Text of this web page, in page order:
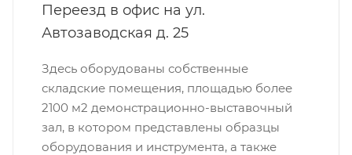
Переезд в офис на ул.
Автозаводская д. 25
Здесь оборудованы собственные
складские помещения, площадью более
2100 м2 демонстрационно-выставочный
зал, в котором представлены образцы
оборудования и инструмента, а также